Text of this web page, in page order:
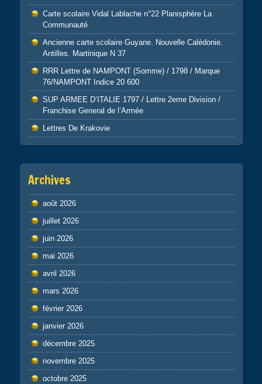
Carte scolaire Vidal Lablache n°22 Planisphère La
Communauté
Ancienne carte scolaire Guyane. Nouvelle Calédonie.
Antilles. Martinique N 37
RRR Lettre de NAMPONT (Somme) / 1798 / Marque
76/NAMPONT Indice 20 600
SUP ARMEE D’ITALIE 1797 / Lettre 2eme Division /
Franchise General de l’Armée
Lettres De Krakovie
Archives
août 2026
juillet 2026
juin 2026
mai 2026
avril 2026
mars 2026
février 2026
janvier 2026
décembre 2025
novembre 2025
octobre 2025